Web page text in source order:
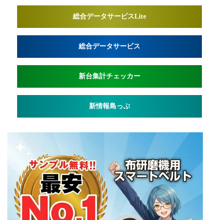
総合データサービスLite
総合データサービス
新台集計チェッカー
新情報島っぷ